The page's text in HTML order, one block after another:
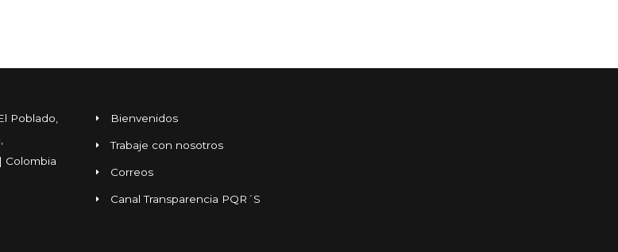
Poblado,
Colombia
Bienvenidos
Trabaje con nosotros
Correos
Canal Transparencia PQR´S